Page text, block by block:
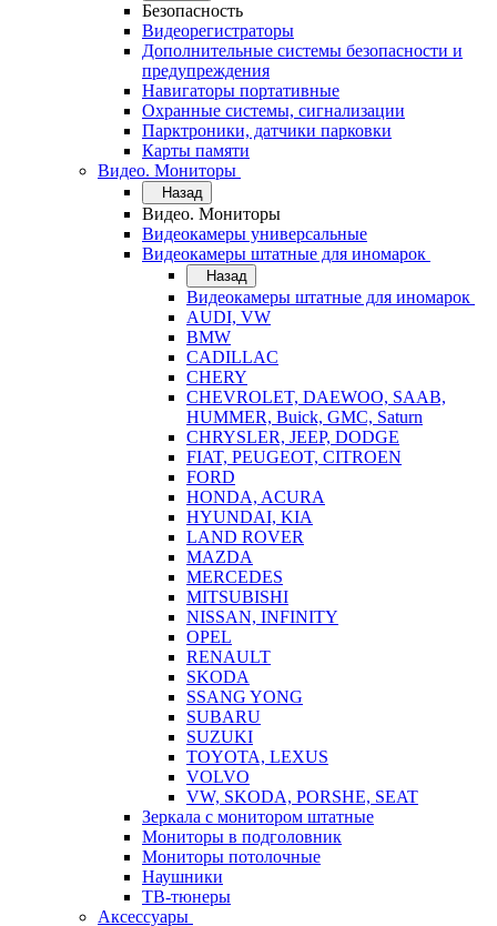
Безопасность
Видеорегистраторы
Дополнительные системы безопасности и
предупреждения
Навигаторы портативные
Охранные системы, сигнализации
Парктроники, датчики парковки
Карты памяти
Видео. Мониторы
Назад
Видео. Мониторы
Видеокамеры универсальные
Видеокамеры штатные для иномарок
Назад
Видеокамеры штатные для иномарок
AUDI, VW
BMW
CADILLAC
CHERY
CHEVROLET, DAEWOO, SAAB,
HUMMER, Buick, GMC, Saturn
CHRYSLER, JEEP, DODGE
FIAT, PEUGEOT, CITROEN
FORD
HONDA, ACURA
HYUNDAI, KIA
LAND ROVER
MAZDA
MERCEDES
MITSUBISHI
NISSAN, INFINITY
OPEL
RENAULT
SKODA
SSANG YONG
SUBARU
SUZUKI
TOYOTA, LEXUS
VOLVO
VW, SKODA, PORSHE, SEAT
Зеркала с монитором штатные
Мониторы в подголовник
Мониторы потолочные
Наушники
ТВ-тюнеры
Аксессуары